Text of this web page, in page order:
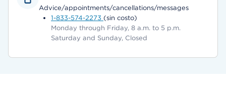
Advice/appointments/cancellations/messages
1-833-574-2273 (sin costo)
Monday through Friday, 8 a.m. to 5 p.m.
Saturday and Sunday, Closed